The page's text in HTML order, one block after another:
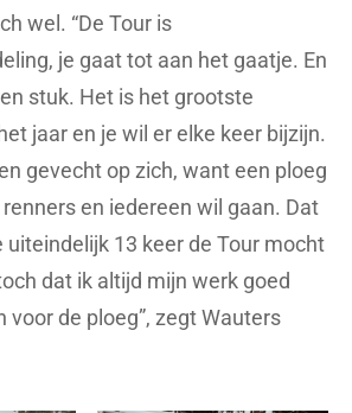
wel. “De Tour is
je gaat tot aan het gaatje. En
stuk. Het is het grootste
jaar en je wil er elke keer bijzijn.
gevecht op zich, want een ploeg
en iedereen wil gaan. Dat
uiteindelijk 13 keer de Tour mocht
dat ik altijd mijn werk goed
voor de ploeg”, zegt Wauters